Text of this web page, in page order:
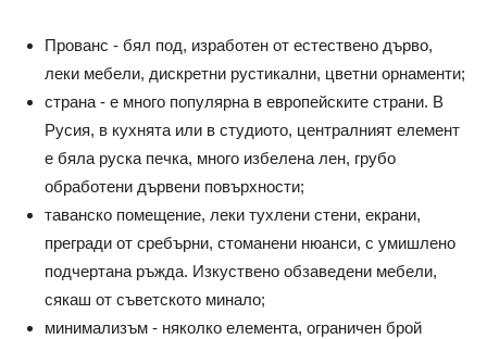
Прованс - бял под, изработен от естествено дърво,
леки мебели, дискретни рустикални, цветни орнаменти;
страна - е много популярна в европейските страни. В
Русия, в кухнята или в студиото, централният елемент
е бяла руска печка, много избелена лен, грубо
обработени дървени повърхности;
таванско помещение, леки тухлени стени, екрани,
прегради от сребърни, стоманени нюанси, с умишлено
подчертана ръжда. Изкуствено обзаведени мебели,
сякаш от съветското минало;
минимализъм - няколко елемента, ограничен брой